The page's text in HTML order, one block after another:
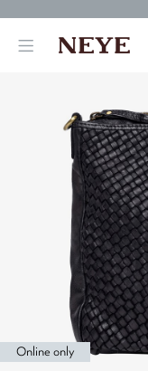
Online only